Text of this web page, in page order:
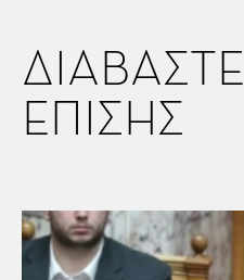
ΔΙΑΒΑΣΤΕ
ΕΠΙΣΗΣ